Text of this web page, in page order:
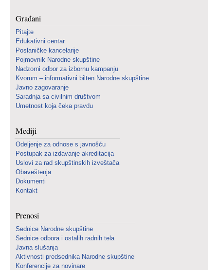
Građani
Pitajte
Edukativni centar
Poslaničke kancelarije
Pojmovnik Narodne skupštine
Nadzorni odbor za izbornu kampanju
Kvorum – informativni bilten Narodne skupštine
Javno zagovaranje
Saradnja sa civilnim društvom
Umetnost koja čeka pravdu
Mediji
Odeljenje za odnose s javnošću
Postupak za izdavanje akreditacija
Uslovi za rad skupštinskih izveštača
Obaveštenja
Dokumenti
Kontakt
Prenosi
Sednice Narodne skupštine
Sednice odbora i ostalih radnih tela
Javna slušanja
Aktivnosti predsednika Narodne skupštine
Konferencije za novinare